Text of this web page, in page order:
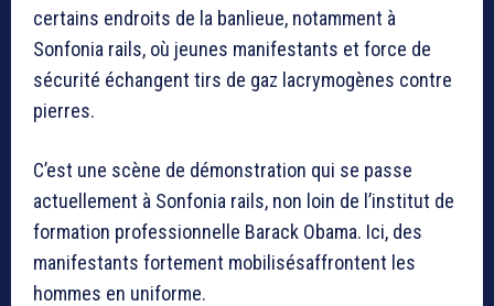
certains endroits de la banlieue, notamment à
Sonfonia rails, où jeunes manifestants et force de
sécurité échangent tirs de gaz lacrymogènes contre
pierres.
C’est une scène de démonstration qui se passe
actuellement à Sonfonia rails, non loin de l’institut de
formation professionnelle Barack Obama. Ici, des
manifestants fortement mobilisésaffrontent les
hommes en uniforme.